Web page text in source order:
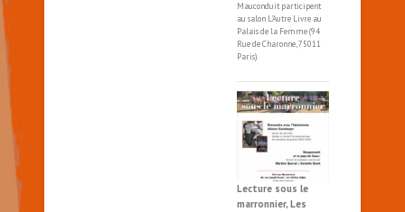
Mauconduit participent
au salon L'Autre Livre au
Palais de la Femme (94
Rue de Charonne, 75011
Paris).
Lecture sous le
marronnier, Les